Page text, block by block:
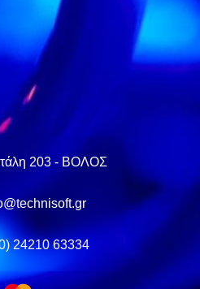
203 - ΒΟΛΟΣ
24210 63334